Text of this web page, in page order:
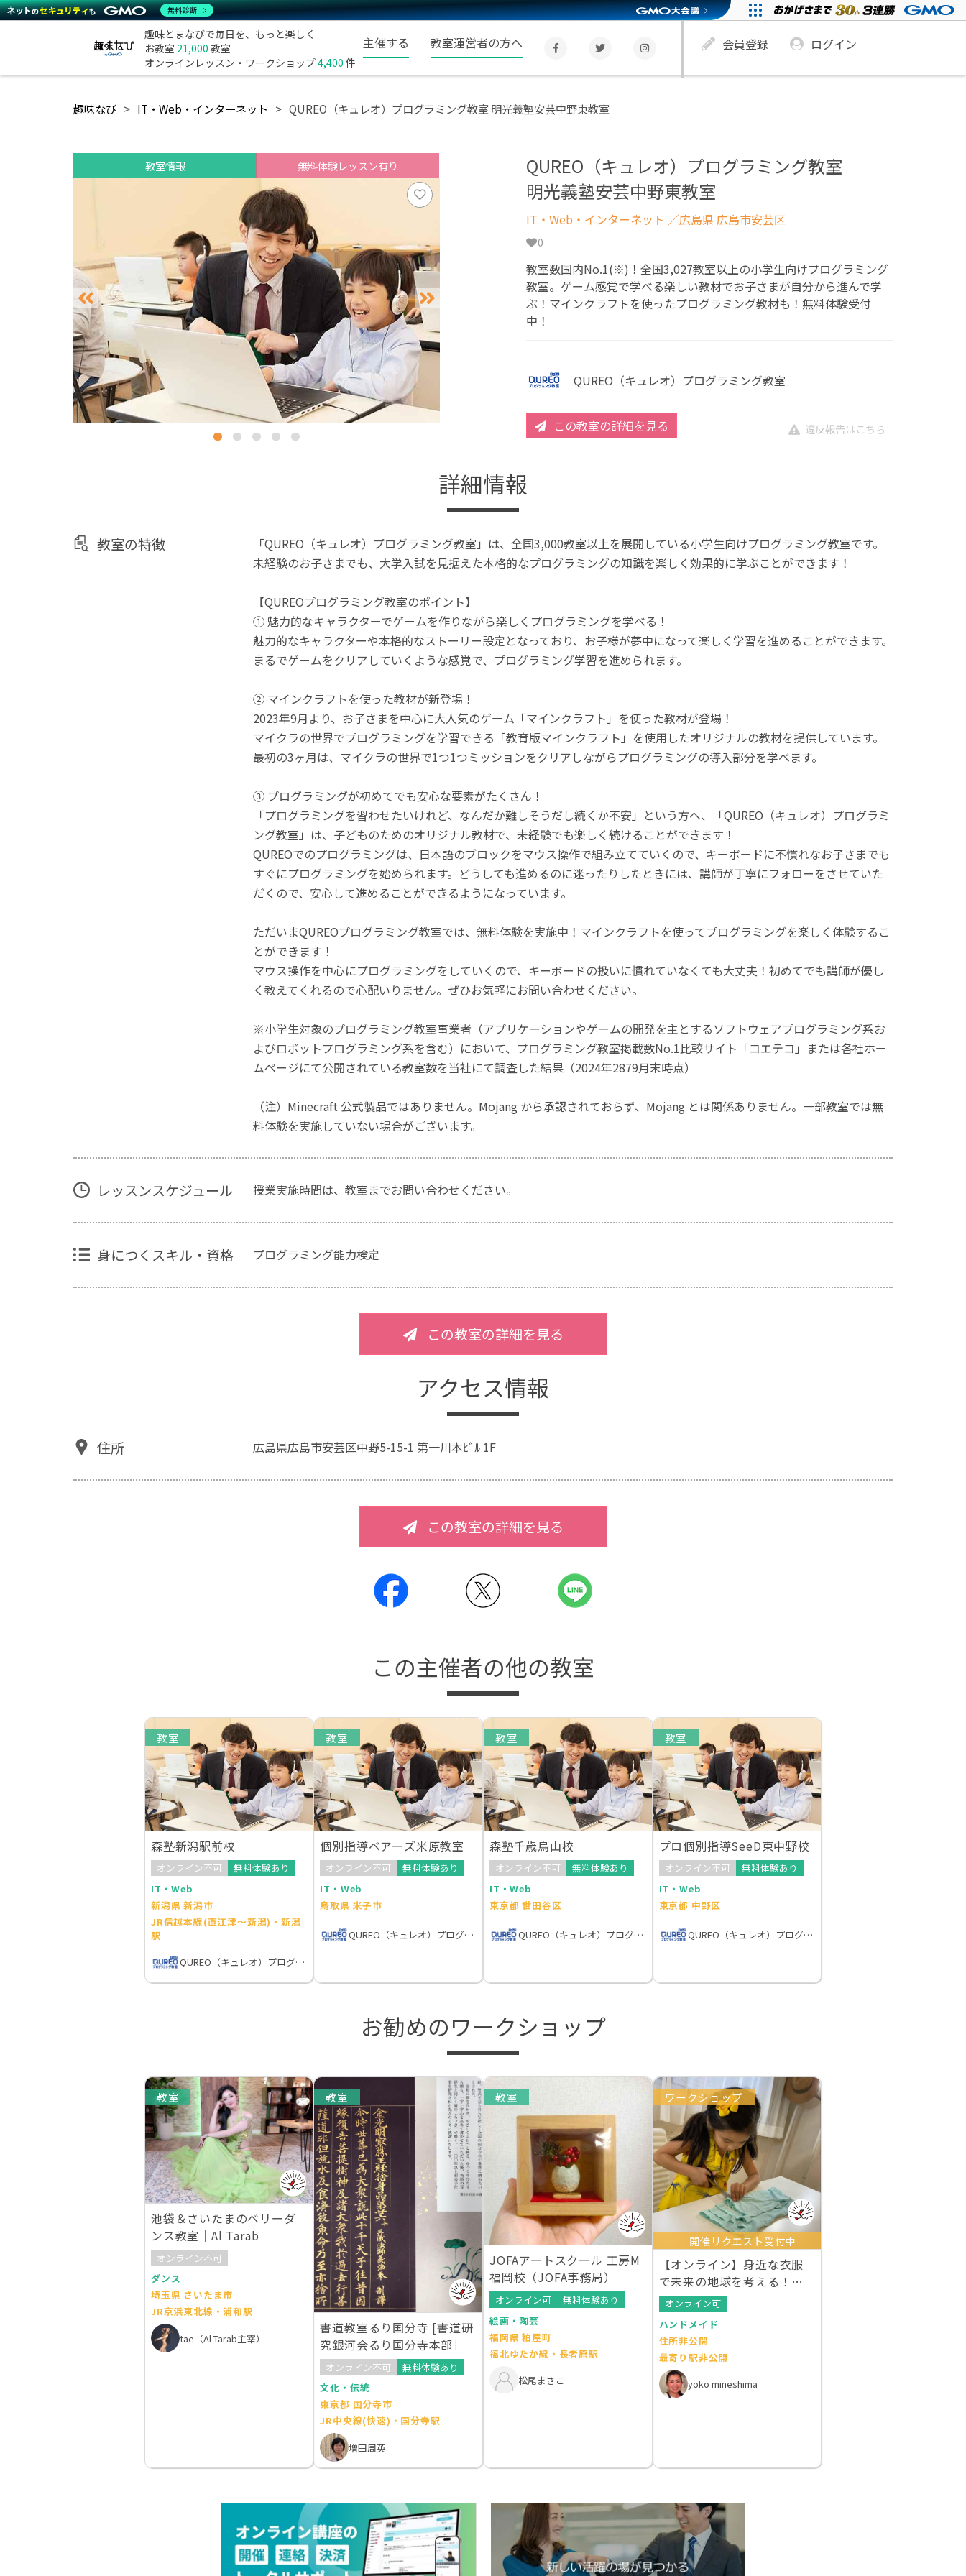
趣味とまなびで毎日を、もっと楽しく
お教室 21,000 教室
オンラインレッスン・ワークショップ4,400 件
主催する 教室運営者の方へ 会員登録 ログイン
趣味なび IT・Web・インターネット QUREO（キュレオ）プログラミング教室 明光義塾安芸中野東教室
教室情報 無料体験レッスン有り
QUREO（キュレオ）プログラミング教室
明光義塾安芸中野東教室
IT・Web・インターネット ／広島県 広島市安芸区
0
教室数国内No.1(※)！全国3,027教室以上の小学生向けプログラミング
教室。ゲーム感覚で学べる楽しい教材でお子さまが自分から進んで学
ぶ！マインクラフトを使ったプログラミング教材も！無料体験受付
中！
QUREO（キュレオ）プログラミング教室
この教室の詳細を見る 違反報告はこちら
詳細情報
教室の特徴
「QUREO（キュレオ）プログラミング教室」は、全国3,000教室以上を展開している小学生向けプログラミング教室です。
未経験のお子さまでも、大学入試を見据えた本格的なプログラミングの知識を楽しく効果的に学ぶことができます！
【QUREOプログラミング教室のポイント】
① 魅力的なキャラクターでゲームを作りながら楽しくプログラミングを学べる！
魅力的なキャラクターや本格的なストーリー設定となっており、お子様が夢中になって楽しく学習を進めることができます。
まるでゲームをクリアしていくような感覚で、プログラミング学習を進められます。
② マインクラフトを使った教材が新登場！
2023年9月より、お子さまを中心に大人気のゲーム「マインクラフト」を使った教材が登場！
マイクラの世界でプログラミングを学習できる「教育版マインクラフト」を使用したオリジナルの教材を提供しています。
最初の3ヶ月は、マイクラの世界で1つ1つミッションをクリアしながらプログラミングの導入部分を学べます。
③ プログラミングが初めてでも安心な要素がたくさん！
「プログラミングを習わせたいけれど、なんだか難しそうだし続くか不安」という方へ、「QUREO（キュレオ）プログラミ
ング教室」は、子どものためのオリジナル教材で、未経験でも楽しく続けることができます！
QUREOでのプログラミングは、日本語のブロックをマウス操作で組み立てていくので、キーボードに不慣れなお子さまでも
すぐにプログラミングを始められます。どうしても進めるのに迷ったりしたときには、講師が丁寧にフォローをさせていた
だくので、安心して進めることができるようになっています。
ただいまQUREOプログラミング教室では、無料体験を実施中！マインクラフトを使ってプログラミングを楽しく体験するこ
とができます！
マウス操作を中心にプログラミングをしていくので、キーボードの扱いに慣れていなくても大丈夫！初めてでも講師が優し
く教えてくれるので心配いりません。ぜひお気軽にお問い合わせください。
※小学生対象のプログラミング教室事業者（アプリケーションやゲームの開発を主とするソフトウェアプログラミング系お
よびロボットプログラミング系を含む）において、プログラミング教室掲載数No.1比較サイト「コエテコ」または各社ホー
ムページにて公開されている教室数を当社にて調査した結果（2024年2879月末時点）
（注）Minecraft 公式製品ではありません。Mojang から承認されておらず、Mojang とは関係ありません。一部教室では無
料体験を実施していない場合がございます。
レッスンスケジュール 授業実施時間は、教室までお問い合わせください。
身につくスキル・資格 プログラミング能力検定
この教室の詳細を見る
アクセス情報
住所 広島県広島市安芸区中野5-15-1 第一川本ﾋﾞﾙ 1F
この教室の詳細を見る
この主催者の他の教室
教室
森塾新潟駅前校
オンライン不可
無料体験あり
IT・Web
新潟県 新潟市
JR信越本線(直江津～新潟)・新潟
駅
QUREO（キュレオ）プログラミング教室
教室
個別指導ベアーズ米原教室
オンライン不可
無料体験あり
IT・Web
鳥取県 米子市
QUREO（キュレオ）プログラミング教室
教室
森塾千歳烏山校
オンライン不可
無料体験あり
IT・Web
東京都 世田谷区
QUREO（キュレオ）プログラミング教室
教室
プロ個別指導SeeD東中野校
オンライン不可
無料体験あり
IT・Web
東京都 中野区
QUREO（キュレオ）プログラミング教室
お勧めのワークショップ
教室
池袋＆さいたまのベリーダ
ンス教室｜Al Tarab
オンライン不可
ダンス
埼玉県 さいたま市
JR京浜東北線・浦和駅
tae（Al Tarab主宰）
教室
書道教室るり国分寺 [書道研
究銀河会るり国分寺本部］
オンライン不可
無料体験あり
文化・伝統
東京都 国分寺市
JR中央線(快速)・国分寺駅
増田周英
教室
JOFAアートスクール 工房M
福岡校（JOFA事務局）
オンライン可
無料体験あり
絵画・陶芸
福岡県 粕屋町
福北ゆたか線・長者原駅
松尾まさこ
ワークショップ
開催リクエスト受付中
【オンライン】身近な衣服
で未来の地球を考える！ク
ルエシカルWS
オンライン可
ハンドメイド
住所非公開
最寄り駅非公開
yoko mineshima
無料診断